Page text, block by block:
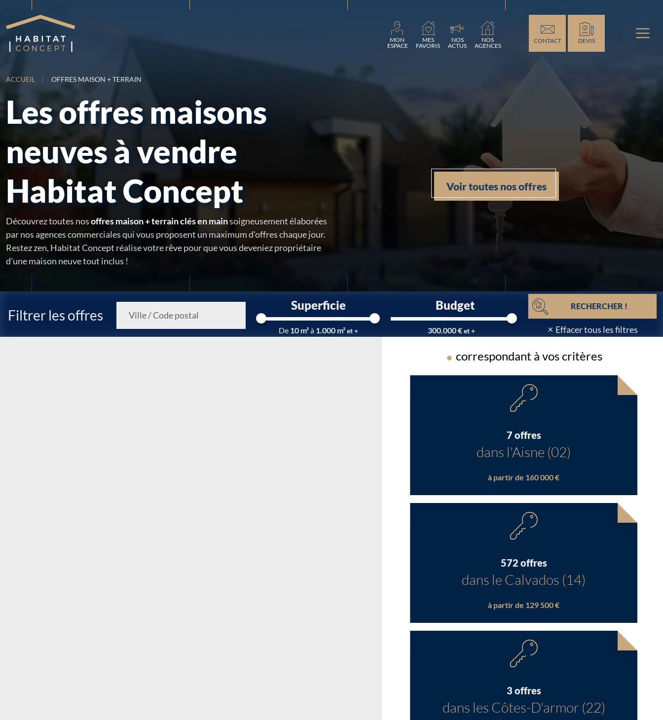
MON
ESPACE
MES
FAVORIS
NOS
ACTUS
NOS
AGENCES
CONTACT DEVIS
ACCUEIL OFFRES MAISON + TERRAIN
Les offres maisons
neuves à vendre
Habitat Concept
Découvrez toutes nosoffres maison + terrain clés en mainsoigneusement élaborées
par nos agences commerciales qui vous proposent un maximum d'offres chaque jour.
Restez zen, Habitat Concept réalise votre rêve pour que vous deveniez propriétaire
d'une maison neuve tout inclus !
Voir toutes nos offres
Filtrer les offres
Superficie
De 10 m²à 1.000 m²et +
Budget
300.000 €et +
RECHERCHER !
× Effacer tous les filtres
correspondant à vos critères
7 offres
dans l'Aisne (02)
à partir de 160 000 €
572 offres
dans le Calvados (14)
à partir de 129 500 €
3 offres
dans les Côtes-D'armor (22)